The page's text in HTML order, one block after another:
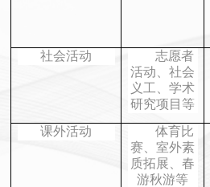
社会活动
志愿者
活动、社会
义工、学术
研究项目等
课外活动
体育比
赛、室外素
质拓展、春
游秋游等